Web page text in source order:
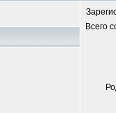
Всего